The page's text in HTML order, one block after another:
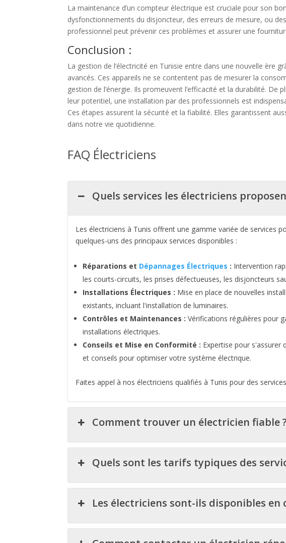
La maintenance d’un compteur électrique est cruciale pour son
dysfonctionnements du disjoncteur, des erreurs de mesure, ou
professionnel peut prévenir ces problèmes et assurer une
Conclusion :
La gestion de l’électricité en Tunisie entre dans une nouvelle ère
avancés. Ces appareils ne se contentent pas de mesurer la
gestion de l’énergie. Ils promeuvent l’efficacité et la durabilité.
leur potentiel, une installation par des professionnels est
Ces étapes assurent la sécurité et la fiabilité. Elles garantissent
dans notre vie quotidienne.
FAQ Électriciens
Quels services les électriciens
Les électriciens à Tunis offrent une gamme variée de services
quelques-uns des principaux services disponibles :
Réparations et Dépannages Électriques : Intervention
les courts-circuits, les prises défectueuses, les disjoncteurs
Installations Électriques : Mise en place de nouvelles
existants, incluant l'installation de luminaires.
Contrôles et Maintenances : Vérifications régulières pour
installations électriques.
Conseils et Mise en Conformité : Expertise pour s'assurer
et conseils pour optimiser votre système électrique.
Faites appel à nos électriciens qualifiés à Tunis pour des
Comment trouver un électricien fiable
Quels sont les tarifs typiques des
Les électriciens sont-ils disponibles en